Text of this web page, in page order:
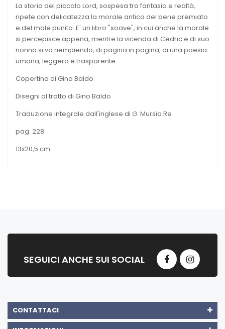
La storia del piccolo Lord, sospesa tra fantasia e realtà,
ripete con delicatezza la morale antica del bene premiato
e del male punito. E' un libro "soave", in cui anche la morale
si percepisce appena, mentre la vicenda di Cedric e di suo
nonna si va riempiendo, di pagina in pagina, di una poesia
umana, leggera e trasparente.
Copertina di Gino Baldo
Disegni al tratto di Gino Baldo
Traduzione integrale dall'inglese di G. Mursia Re
pag. 228
13x20,5 cm
SEGUICI ANCHE SUI SOCIAL
CONTATTACI